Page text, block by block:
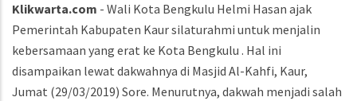
Klikwarta.com - Wali Kota Bengkulu Helmi Hasan ajak
Pemerintah Kabupaten Kaur silaturahmi untuk menjalin
kebersamaan yang erat ke Kota Bengkulu . Hal ini
disampaikan lewat dakwahnya di Masjid Al-Kahfi, Kaur,
Jumat (29/03/2019) Sore. Menurutnya, dakwah menjadi salah